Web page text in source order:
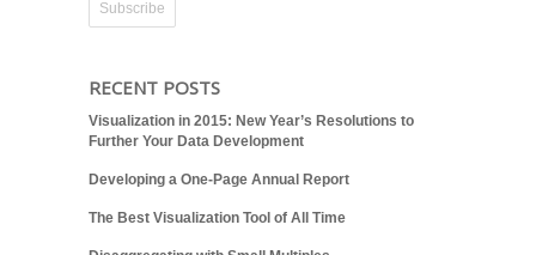
RECENT POSTS
Visualization in 2015: New Year’s Resolutions to
Further Your Data Development
Developing a One-Page Annual Report
The Best Visualization Tool of All Time